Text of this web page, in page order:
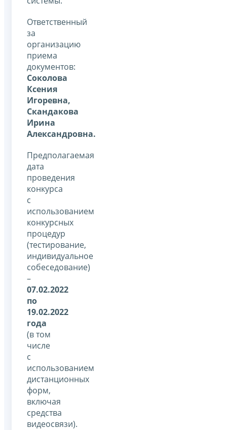
Ответственный
за
организацию
приема
документов:
Соколова
Ксения
Игоревна,
Скандакова
Ирина
Александровна.
Предполагаемая
дата
проведения
конкурса
с
использованием
конкурсных
процедур
(тестирование,
индивидуальное
собеседование)
–
07.02.2022
по
19.02.2022
года
(в том
числе
с
использованием
дистанционных
форм,
включая
средства
видеосвязи).